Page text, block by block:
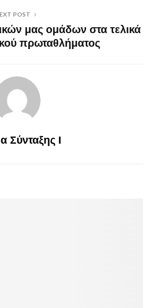
POST
μας ομάδων στα τελικά
πρωταθλήματος
Σύνταξης Ι